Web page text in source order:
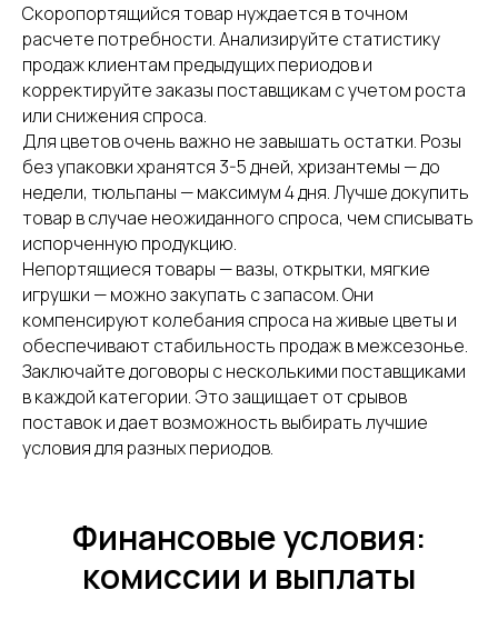
Скоропортящийся товар нуждается в точном
расчете потребности. Анализируйте статистику
продаж клиентам предыдущих периодов и
корректируйте заказы поставщикам с учетом роста
или снижения спроса.
Для цветов очень важно не завышать остатки. Розы
без упаковки хранятся 3-5 дней, хризантемы — до
недели, тюльпаны — максимум 4 дня. Лучше докупить
товар в случае неожиданного спроса, чем списывать
испорченную продукцию.
Непортящиеся товары — вазы, открытки, мягкие
игрушки — можно закупать с запасом. Они
компенсируют колебания спроса на живые цветы и
обеспечивают стабильность продаж в межсезонье.
Заключайте договоры с несколькими поставщиками
в каждой категории. Это защищает от срывов
поставок и дает возможность выбирать лучшие
условия для разных периодов.
Финансовые условия:
комиссии и выплаты